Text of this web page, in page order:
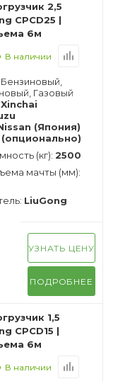
2,5
CPCD25 |
6м
В наличии
Газовый
Xinchai
(Япония)
(кг): 2500
мачты (мм):
LiuGong
УЗНАТЬ ЦЕНУ
ПОДРОБНЕЕ
1,5
CPCD15 |
6м
В наличии